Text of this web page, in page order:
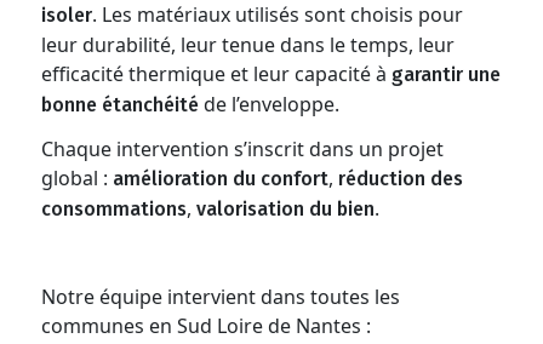
isoler. Les matériaux utilisés sont choisis pour
leur durabilité, leur tenue dans le temps, leur
efficacité thermique et leur capacité à garantir une
bonne étanchéité de l’enveloppe.
Chaque intervention s’inscrit dans un projet
global : amélioration du confort, réduction des
consommations,valorisation du bien.
Notre équipe intervient dans toutes les
communes en Sud Loire de Nantes :